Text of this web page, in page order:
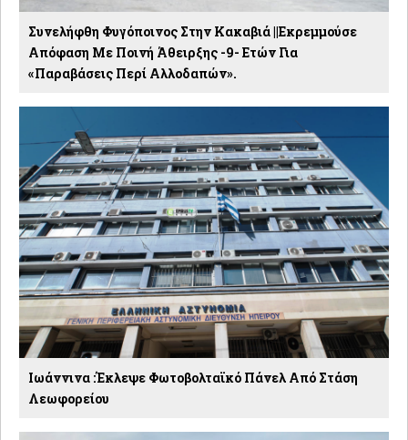
Συνελήφθη Φυγόποινος Στην Κακαβιά ||Εκρεμμούσε
Απόφαση Με Ποινή Άθειρξης -9- Ετών Για
«παραβάσεις Περί Αλλοδαπών».
Ιωάννινα :Έκλεψε Φωτοβολταϊκό Πάνελ Από Στάση
Λεωφορείου